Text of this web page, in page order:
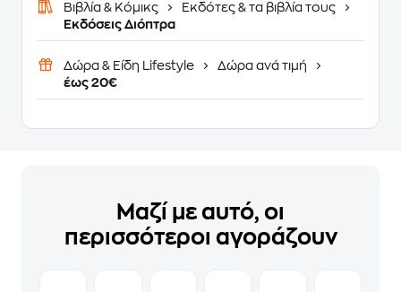
Βιβλία & Κόμικς
Εκδότες & τα βιβλία τους
Εκδόσεις Διόπτρα
Δώρα & Είδη Lifestyle
Δώρα ανά τιμή
έως 20€
Μαζί με αυτό, οι
περισσότεροι αγοράζουν